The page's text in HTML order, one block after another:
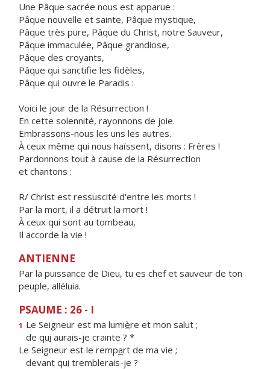
Une Pâque sacrée nous est apparue :
Pâque nouvelle et sainte, Pâque mystique,
Pâque très pure, Pâque du Christ, notre Sauveur,
Pâque immaculée, Pâque grandiose,
Pâque des croyants,
Pâque qui sanctifie les fidèles,
Pâque qui ouvre le Paradis :
Voici le jour de la Résurrection !
En cette solennité, rayonnons de joie.
Embrassons-nous les uns les autres.
À ceux même qui nous haïssent, disons : Frères !
Pardonnons tout à cause de la Résurrection
et chantons :
R/ Christ est ressuscité d'entre les morts !
Par la mort, il a détruit la mort !
À ceux qui sont au tombeau,
Il accorde la vie !
ANTIENNE
Par la puissance de Dieu, tu es chef et sauveur de ton
peuple, alléluia.
PSAUME : 26 - I
1 Le Seigneur est ma lumière et mon salut ;
de qui aurais-je crainte ? *
Le Seigneur est le rempart de ma vie ;
devant qui tremblerais-je ?